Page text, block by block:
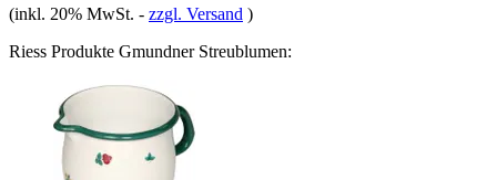
(inkl. 20% MwSt. - zzgl. Versand )
Riess Produkte Gmundner Streublumen: